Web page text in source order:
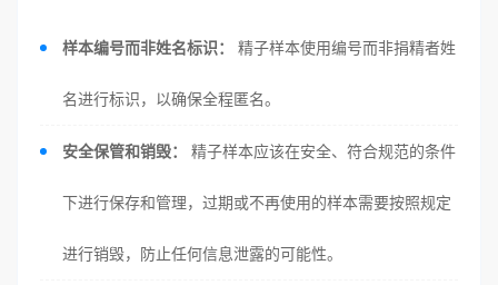
样本编号而非姓名标识： 精子样本使用编号而非捐精者姓
名进行标识，以确保全程匿名。
安全保管和销毁： 精子样本应该在安全、符合规范的条件
下进行保存和管理，过期或不再使用的样本需要按照规定
进行销毁，防止任何信息泄露的可能性。